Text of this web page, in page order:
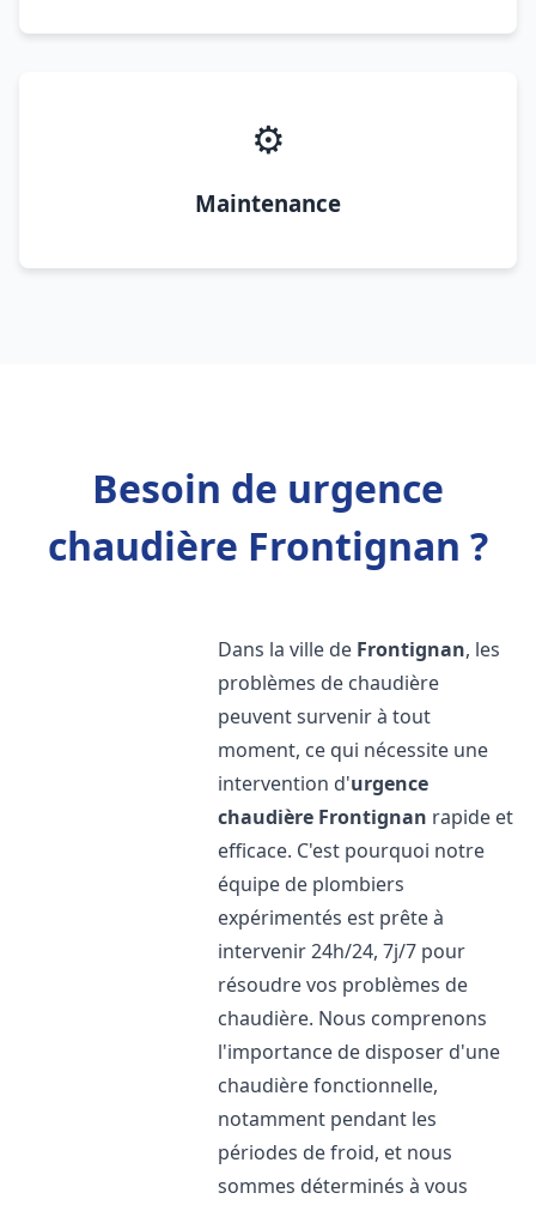
⚙️
Maintenance
Besoin de urgence
chaudière Frontignan ?
Dans la ville de Frontignan, les
problèmes de chaudière
peuvent survenir à tout
moment, ce qui nécessite une
intervention d'urgence
chaudière Frontignan rapide et
efficace. C'est pourquoi notre
équipe de plombiers
expérimentés est prête à
intervenir 24h/24, 7j/7 pour
résoudre vos problèmes de
chaudière. Nous comprenons
l'importance de disposer d'une
chaudière fonctionnelle,
notamment pendant les
périodes de froid, et nous
sommes déterminés à vous